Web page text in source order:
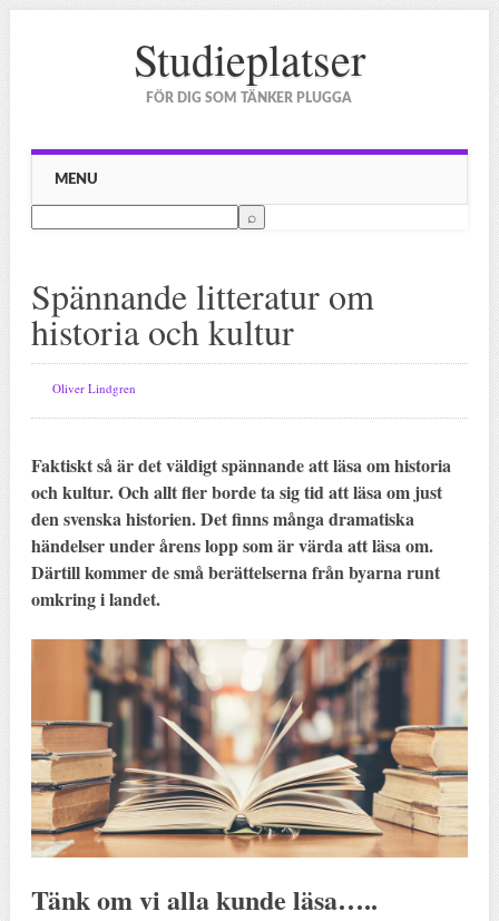
Studieplatser
FÖR DIG SOM TÄNKER PLUGGA
Main menu
Skip to content
MENU
Spännande litteratur om
historia och kultur
Oliver Lindgren
Faktiskt så är det väldigt spännande att läsa om historia
och kultur. Och allt fler borde ta sig tid att läsa om just
den svenska historien. Det finns många dramatiska
händelser under årens lopp som är värda att läsa om.
Därtill kommer de små berättelserna från byarna runt
omkring i landet.
Tänk om vi alla kunde läsa…..